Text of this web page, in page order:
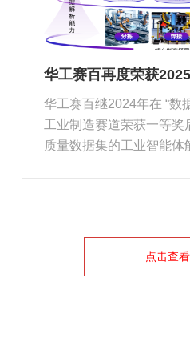
华工赛百继2024年在 “数
工业制造赛道荣获一等奖
质量数据集的工业智能体
点击查